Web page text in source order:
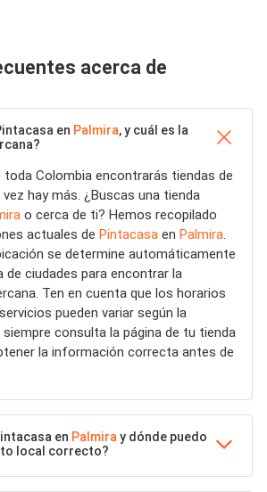
acerca de
en Palmira, y cuál es la
Colombia encontrarás tiendas de
vez hay más. ¿Buscas una tienda
o cerca de ti? Hemos recopilado
actuales de Pintacasa en Palmira.
se determine automáticamente
de ciudades para encontrar la
Ten en cuenta que los horarios
pueden variar según la
siempre consulta la página de tu tienda
la información correcta antes de
en Palmira y dónde puedo
local correcto?